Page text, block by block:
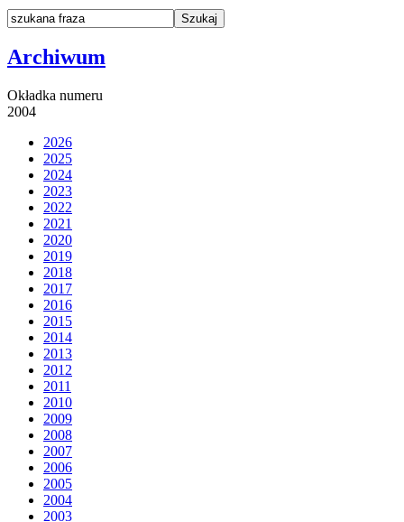
Archiwum
Okładka numeru
2004
2026
2025
2024
2023
2022
2021
2020
2019
2018
2017
2016
2015
2014
2013
2012
2011
2010
2009
2008
2007
2006
2005
2004
2003